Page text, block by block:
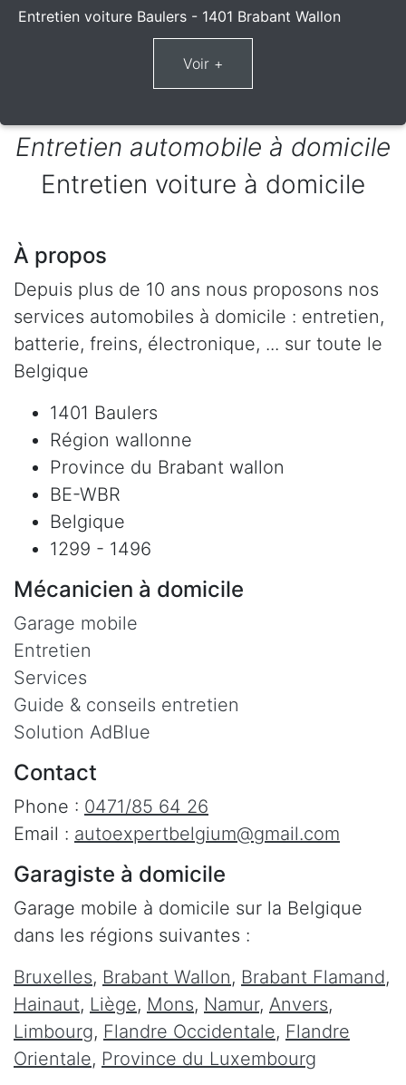
Entretien voiture Baulers - 1401 Brabant Wallon
Entretien automobile à domicile
Entretien voiture à domicile
À propos
Depuis plus de 10 ans nous proposons nos
services automobiles à domicile : entretien,
batterie, freins, électronique, ... sur toute le
Belgique
1401 Baulers
Région wallonne
Province du Brabant wallon
BE-WBR
Belgique
1299 - 1496
Mécanicien à domicile
Garage mobile
Entretien
Services
Guide & conseils entretien
Solution AdBlue
Contact
Phone : 0471/85 64 26
Email : autoexpertbelgium@gmail.com
Garagiste à domicile
Garage mobile à domicile sur la Belgique
dans les régions suivantes :
Bruxelles, Brabant Wallon, Brabant Flamand,
Hainaut, Liège, Mons, Namur, Anvers,
Limbourg, Flandre Occidentale, Flandre
Orientale, Province du Luxembourg